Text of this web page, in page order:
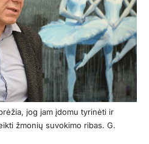
jog jam įdomu tyrinėti ir
žmonių suvokimo ribas. G.